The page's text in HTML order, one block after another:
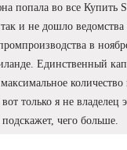
попала во все Купить
и не дошло ведомства
в
Единственный
только я не владелец
чего больше.